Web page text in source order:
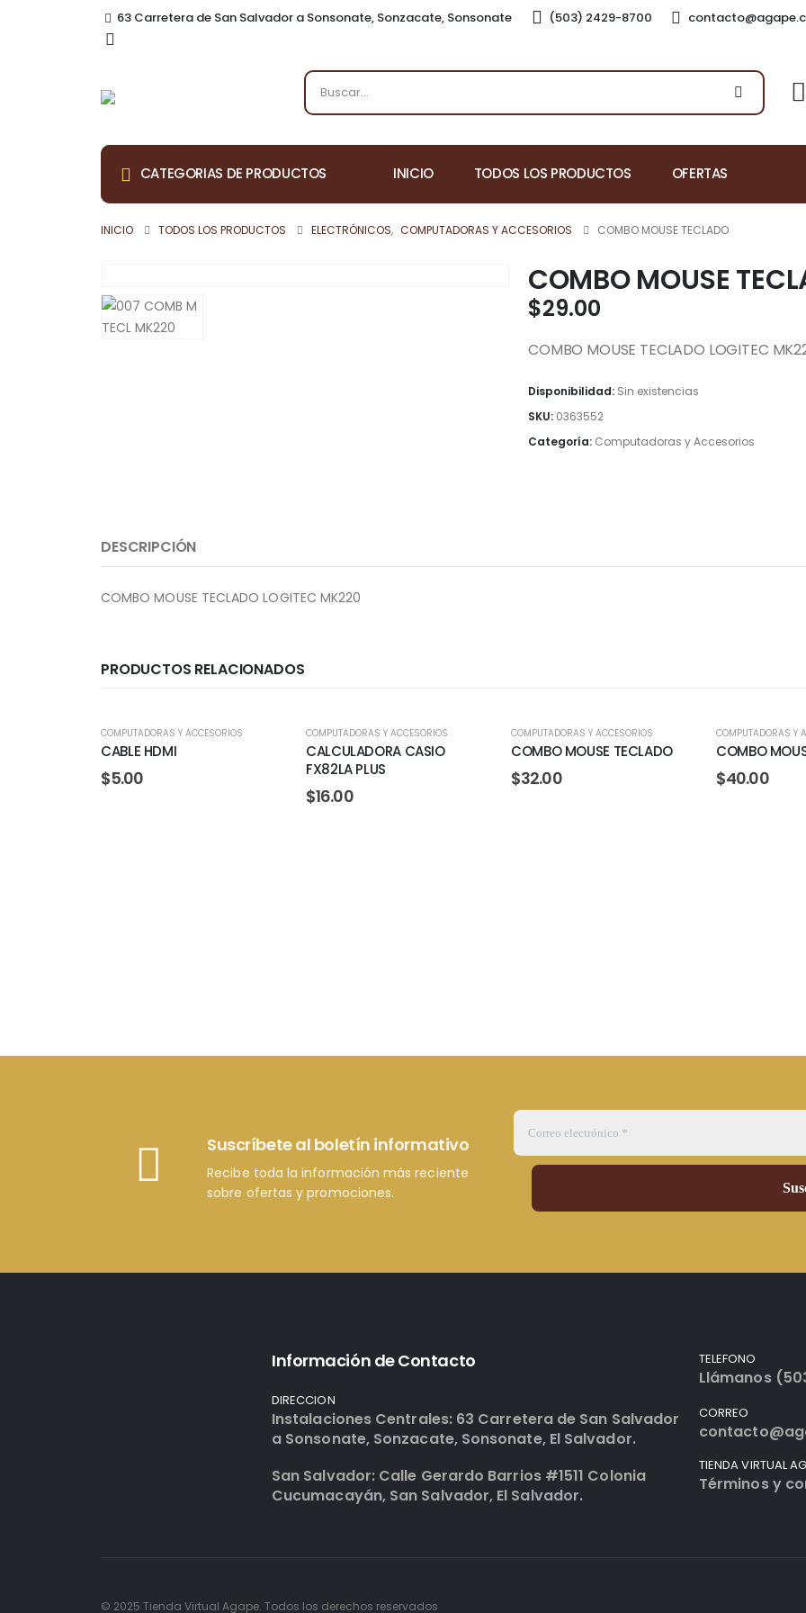
63 Carretera de San Salvador a Sonsonate, Sonzacate, Sonsonate (503) 2429-8700
CATEGORIAS DE PRODUCTOS INICIO TODOS LOS PRODUCTOS OFERTAS
INICIO TODOS LOS PRODUCTOS ELECTRÓNICOS, COMPUTADORAS Y ACCESORIOS COMBO MOUSE TECLADO
COMBO MOUSE
$29.00
COMBO MOUSE TECLADO LOGITEC
Disponibilidad: Sin existencias
SKU: 0363552
Categoría: Computadoras y Accesorios
DESCRIPCIÓN
COMBO MOUSE TECLADO LOGITEC MK220
PRODUCTOS RELACIONADOS
COMPUTADORAS Y ACCESORIOS
CABLE HDMI
$5.00
COMPUTADORAS Y ACCESORIOS
CALCULADORA CASIO
FX82LA PLUS
$16.00
COMPUTADORAS Y ACCESORIOS
COMBO MOUSE TECLADO
$32.00
COMPUTADORAS Y
COMBO
$40.00
Suscríbete al boletín informativo
Recibe toda la información más reciente
sobre ofertas y promociones.
Información de Contacto
DIRECCION
Instalaciones Centrales: 63 Carretera de San Salvador
a Sonsonate, Sonzacate, Sonsonate, El Salvador.
San Salvador: Calle Gerardo Barrios #1511 Colonia
Cucumacayán, San Salvador, El Salvador.
TELEFONO
Llámanos
CORREO
TIENDA VIRTUAL
Términos y
© 2025 Tienda Virtual Agape. Todos los derechos reservados